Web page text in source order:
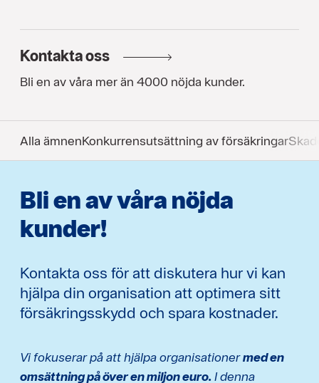
Kontakta oss
Bli en av våra mer än 4000 nöjda kunder.
Alla ämnenKonkurrens­utsättning av försäkringar
Bli en av våra nöjda
kunder!
Kontakta oss för att diskutera hur vi kan
hjälpa din organisation att optimera sitt
försäkringsskydd och spara kostnader.
Vi fokuserar på att hjälpa organisationermed en
omsättning på över en miljon euro.I denna